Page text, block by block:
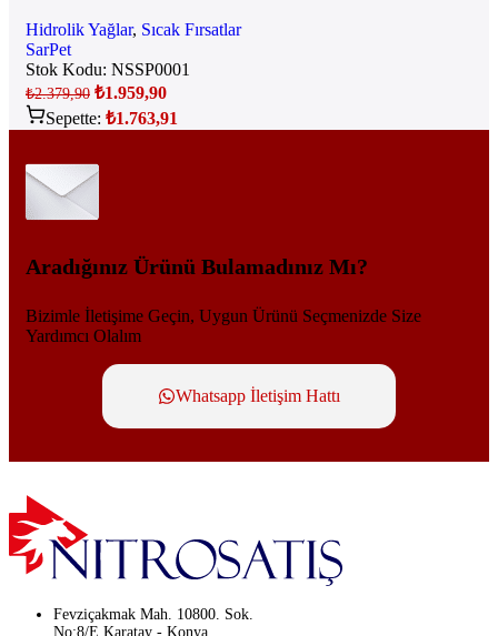
Hidrolik Yağlar, Sıcak Fırsatlar
SarPet
Stok Kodu: NSSP0001
₺2.379,90 ₺1.959,90
Sepette: ₺1.763,91
Aradığınız Ürünü Bulamadınız Mı?
Bizimle İletişime Geçin, Uygun Ürünü Seçmenizde Size
Yardımcı Olalım
Whatsapp İletişim Hattı
Fevziçakmak Mah. 10800. Sok.
No:8/E Karatay - Konya